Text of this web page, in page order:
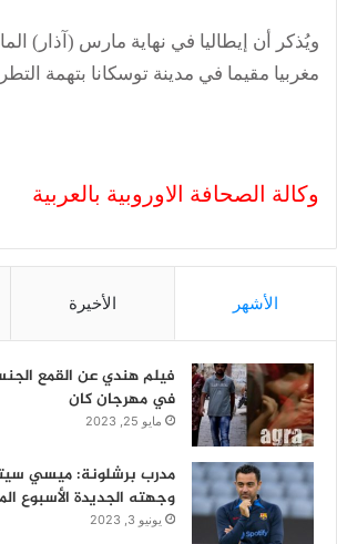
ويُذكر أن إيطاليا في نهاية مارس (آذار)
مغربيا مقيما في مدينة توسكانا بتهمة
وكالة الصحافة الاوروبية بالعربية
الأشهر الأخيرة
فيلم هندي عن القمع
في مهرجان كان
مايو 25, 2023
مدرب برشلونة: ميسي
وجهته الجديدة الأسبوع
يونيو 3, 2023